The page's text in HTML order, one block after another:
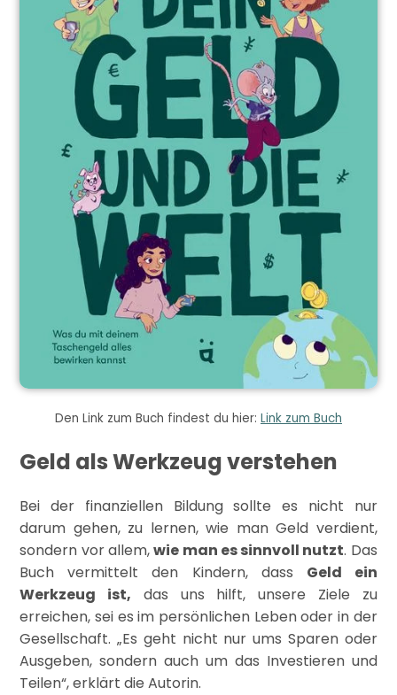
Den Link zum Buch findest du hier: Link zum Buch
Geld als Werkzeug verstehen
Bei der finanziellen Bildung sollte es nicht nur
darum gehen, zu lernen, wie man Geld verdient,
sondern vor allem,wie man es sinnvoll nutzt. Das
Buch vermittelt den Kindern, dass Geld ein
Werkzeug ist, das uns hilft, unsere Ziele zu
erreichen, sei es im persönlichen Leben oder in der
Gesellschaft. „Es geht nicht nur ums Sparen oder
Ausgeben, sondern auch um das Investieren und
Teilen“, erklärt die Autorin.